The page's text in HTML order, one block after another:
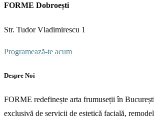
FORME Dobroești
Str. Tudor Vladimirescu 1
Programează-te acum
Despre Noi
FORME redefinește arta frumuseții în
exclusivă de servicii de estetică facială,